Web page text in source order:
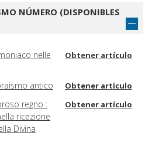
NÚMERO (DISPONIBLES
nelle
Obtener artículo
antico Obtener artículo
regno :
ricezione
Divina
Obtener artículo